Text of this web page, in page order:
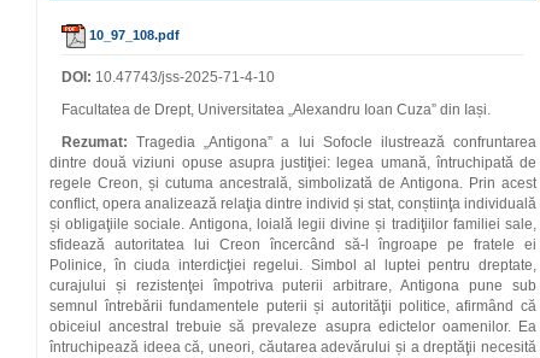
10_97_108.pdf
DOI: 10.47743/jss-2025-71-4-10
Facultatea de Drept, Universitatea „Alexandru Ioan Cuza” din Iași.
Rezumat: Tragedia „Antigona” a lui Sofocle ilustrează confruntarea
dintre două viziuni opuse asupra justiţiei: legea umană, întruchipată de
regele Creon, și cutuma ancestrală, simbolizată de Antigona. Prin acest
conflict, opera analizează relaţia dintre individ și stat, conștiinţa individuală
și obligaţiile sociale. Antigona, loială legii divine și tradiţiilor familiei sale,
sfidează autoritatea lui Creon încercând să-l îngroape pe fratele ei
Polinice, în ciuda interdicţiei regelui. Simbol al luptei pentru dreptate,
curajului și rezistenţei împotriva puterii arbitrare, Antigona pune sub
semnul întrebării fundamentele puterii și autorităţii politice, afirmând că
obiceiul ancestral trebuie să prevaleze asupra edictelor oamenilor. Ea
întruchipează ideea că, uneori, căutarea adevărului și a dreptăţii necesită